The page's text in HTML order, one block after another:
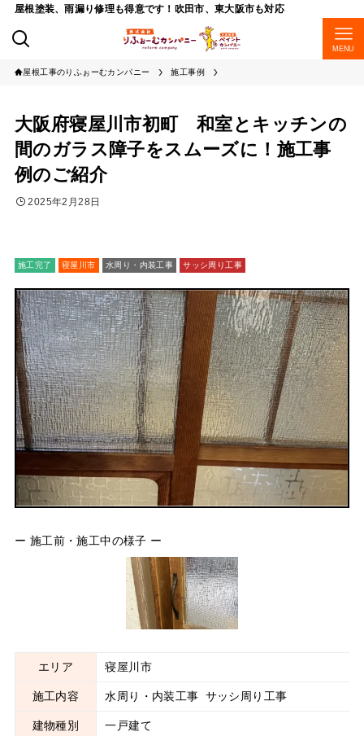
屋根塗装、雨漏り修理も得意です！吹田市、東大阪市も対応
MENU
屋根工事のりふぉーむカンパニー 施工事例
大阪府寝屋川市初町 和室とキッチンの
間のガラス障子をスムーズに！施工事
例のご紹介
2025年2月28日
施工完了 寝屋川市 水周り・内装工事 サッシ周り工事
ー 施工前・施工中の様子 ー
エリア 寝屋川市
施工内容 水周り・内装工事 サッシ周り工事
建物種別 一戸建て